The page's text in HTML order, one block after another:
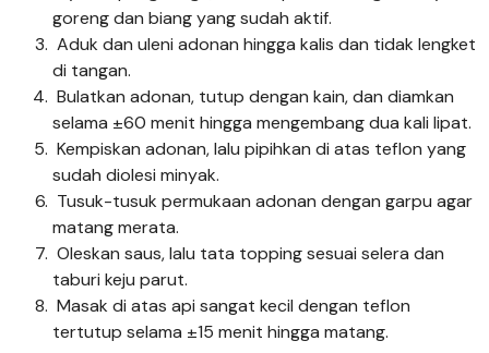
goreng dan biang yang sudah aktif.
Aduk dan uleni adonan hingga kalis dan tidak lengket
di tangan.
Bulatkan adonan, tutup dengan kain, dan diamkan
selama ±60 menit hingga mengembang dua kali lipat.
Kempiskan adonan, lalu pipihkan di atas teflon yang
sudah diolesi minyak.
Tusuk-tusuk permukaan adonan dengan garpu agar
matang merata.
Oleskan saus, lalu tata topping sesuai selera dan
taburi keju parut.
Masak di atas api sangat kecil dengan teflon
tertutup selama ±15 menit hingga matang.